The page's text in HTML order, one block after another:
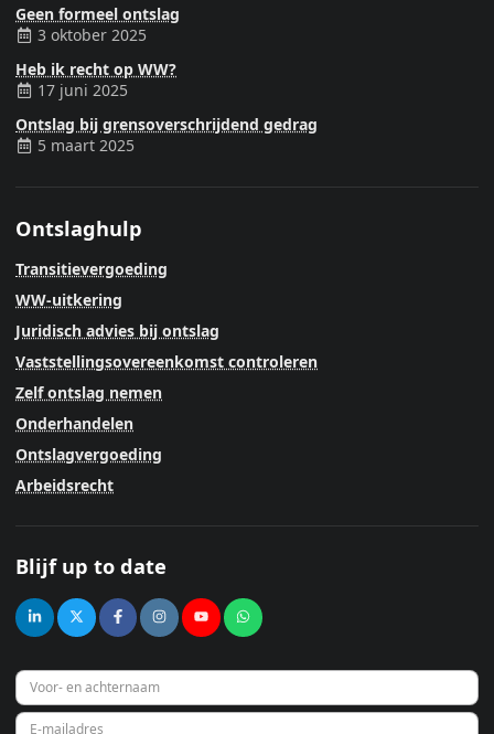
Geen formeel ontslag
3 oktober 2025
Heb ik recht op WW?
17 juni 2025
Ontslag bij grensoverschrijdend gedrag
5 maart 2025
Ontslaghulp
Transitievergoeding
WW-uitkering
Juridisch advies bij ontslag
Vaststellingsovereenkomst controleren
Zelf ontslag nemen
Onderhandelen
Ontslagvergoeding
Arbeidsrecht
Blijf up to date